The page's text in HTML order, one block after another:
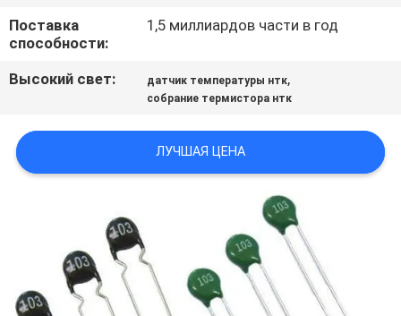
СВЯЖИТЕСЬ
МЫ
НОВОСТИ
СПРОСИТЕ
ЦИТАТУ
КАРТА
САЙТА
Поставка
способности:
1,5 миллиардов части в год
Высокий свет: датчик температуры нтк,
собрание термистора нтк
ЛУЧШАЯ ЦЕНА